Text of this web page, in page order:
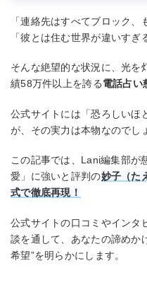
「連絡先はすべてブロック
「彼とは住む世界が違いすぎ
そんな絶望的な状況に、光を
績58万件以上を誇る電話占い
公式サイトには「恐ろしいほ
が、その実力は本物なのでし
この記事では、Lani編集部が
愛」に強いと評判の妙子（た
式で徹底再現！
公式サイトの口コミやインタ
談を通して、あなたの諦めか
希望”を明らかにします。